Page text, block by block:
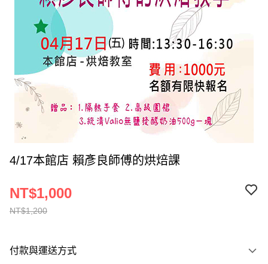
4/17本館店 賴彥良師傅的烘焙課
NT$1,200
NT$1,000
付款與運送方式